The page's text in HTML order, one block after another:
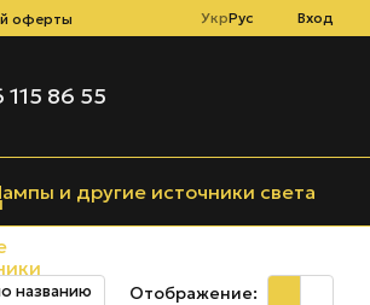
оферты УкрРус Вход
115 86 55
и другие источники света
названию Отображение: